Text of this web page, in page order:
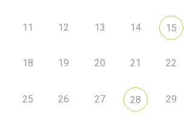
11 12 13 14 15
18 19 20 21 22
25 26 27 28 29